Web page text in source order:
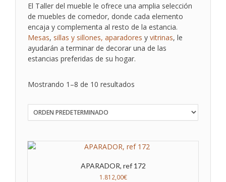
El Taller del mueble le ofrece una amplia selección
de muebles de comedor, donde cada elemento
encaja y complementa al resto de la estancia.
Mesas, sillas y sillones, aparadores y vitrinas, le
ayudarán a terminar de decorar una de las
estancias preferidas de su hogar.
Mostrando 1–8 de 10 resultados
APARADOR, ref 172
1.812,00€